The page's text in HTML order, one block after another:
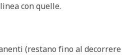
con quelle.
(restano fino al